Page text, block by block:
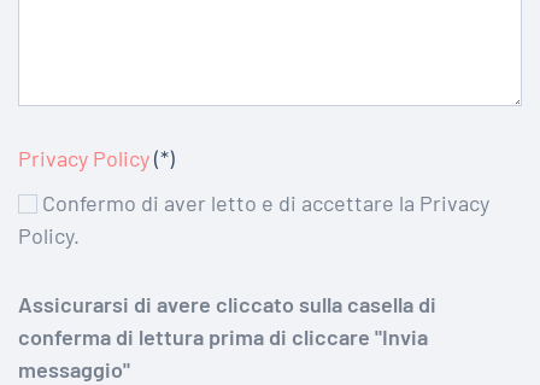
Privacy Policy(*)
Policy.
Assicurarsi di avere cliccato sulla casella di
conferma di lettura prima di cliccare "Invia
messaggio"